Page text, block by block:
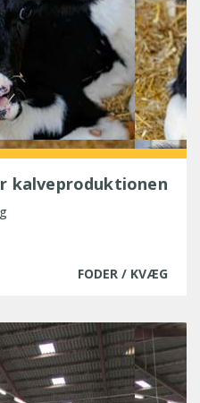
kalveproduktionen
FODER / KVÆG